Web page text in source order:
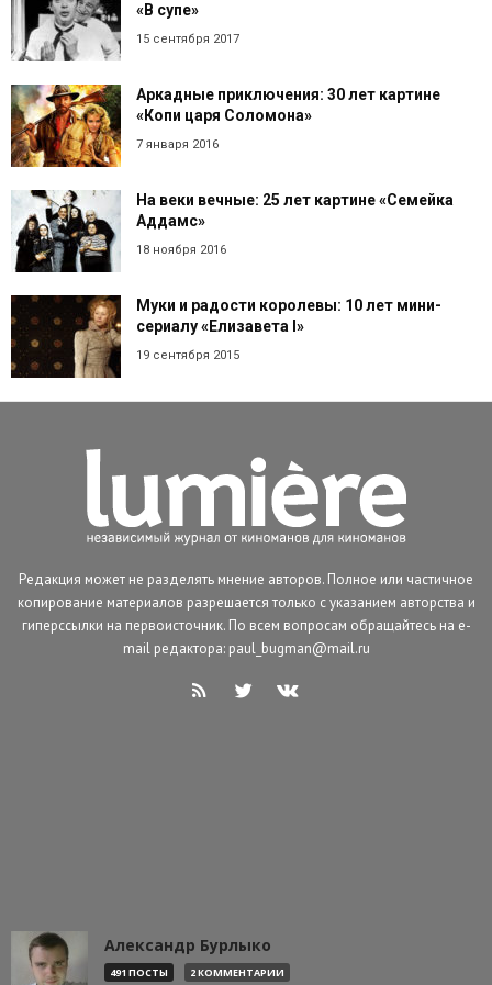
«В супе»
15 сентября 2017
Аркадные приключения: 30 лет картине
«Копи царя Соломона»
7 января 2016
На веки вечные: 25 лет картине «Семейка
Аддамс»
18 ноября 2016
Муки и радости королевы: 10 лет мини-
сериалу «Елизавета I»
19 сентября 2015
Редакция может не разделять мнение авторов. Полное или частичное
копирование материалов разрешается только с указанием авторства и
гиперссылки на первоисточник. По всем вопросам обращайтесь на e-
mail редактора: paul_bugman@mail.ru
Александр Бурлыко
491 ПОСТЫ 2 КОММЕНТАРИИ